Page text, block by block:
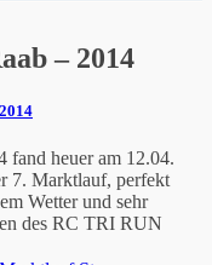
– 2014
fand heuer am 12.04.
7. Marktlauf, perfekt
Wetter und sehr
des RC TRI RUN